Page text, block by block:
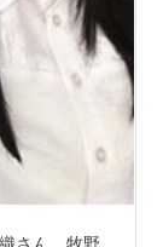
コのワルツ」で
レゼント」に安